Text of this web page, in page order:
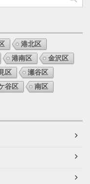
港北区
港南区
金沢区
区
瀬谷区
谷区 南区